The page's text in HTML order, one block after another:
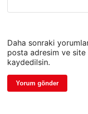
Daha sonraki
posta adresim ve site
kaydedilsin.